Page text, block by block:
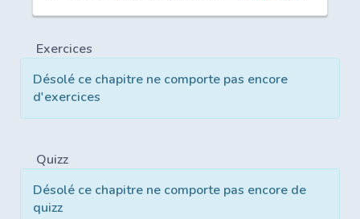
Exercices
Désolé ce chapitre ne comporte pas encore
d'exercices
Quizz
Désolé ce chapitre ne comporte pas encore de
quizz